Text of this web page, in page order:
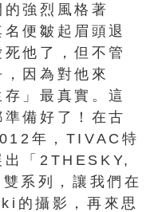
強烈風格著
便皺起眉頭退
他了，但不管
因為對他來
」最真實。這
備好了！在古
年，TIVAC特
出「2THESKY,
系列，讓我們在
的攝影，再來思